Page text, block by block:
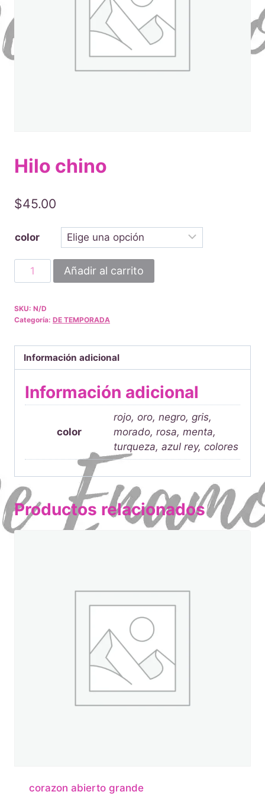
Hilo chino
$45.00
color
Hilo
chino
Añadir al carrito
SKU: N/D
Categoría: DE TEMPORADA
Información adicional
Información adicional
color
rojo, oro, negro, gris,
morado, rosa, menta,
turqueza, azul rey, colores
Productos relacionados
corazon abierto grande